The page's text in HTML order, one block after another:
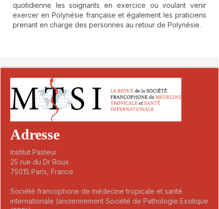
quotidienne les soignants en exercice ou voulant venir
exercer en Polynésie française et également les praticiens
prenant en charge des personnes au retour de Polynésie.
Adresse
Institut Pasteur
25 rue du Dr Roux
75015 Paris, France
Société francophone de médecine tropicale et santé
internationale (anciennement Société de Pathologie Exotique